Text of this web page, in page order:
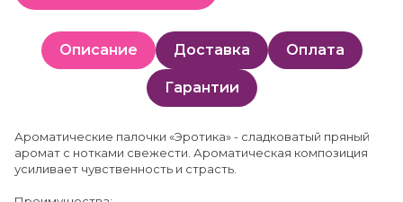
Описание Доставка Оплата
Гарантии
Ароматические палочки «Эротика» - сладковатый пряный
аромат с нотками свежести. Ароматическая композиция
усиливает чувственность и страсть.